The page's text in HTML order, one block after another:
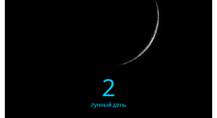
2
лунный день